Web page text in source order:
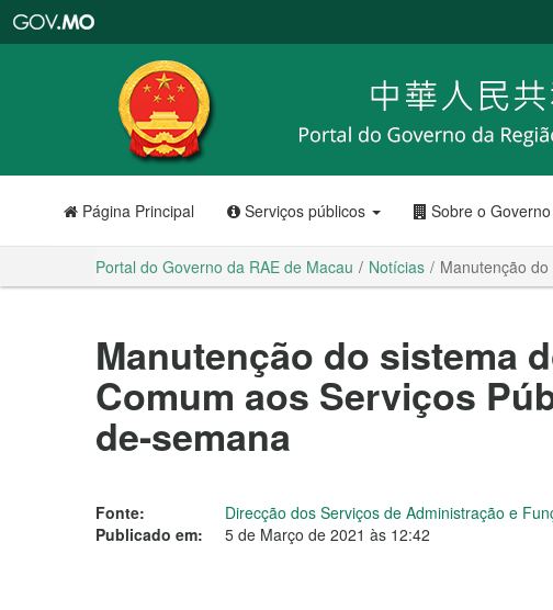
RAE
de
Macau
Página Principal Serviços públicos Sobre o Governo
Portal do Governo da RAE de Macau Notícias Manutenção
Manutenção do sistema
Comum aos Serviços
de-semana
Fonte:
Direcção dos Serviços de Administração e
Publicado em:
5 de Março de 2021 às 12:42